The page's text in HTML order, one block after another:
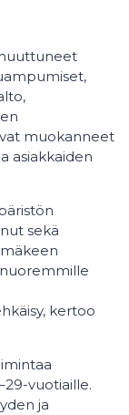
muokanneet
asiakkaiden
sekä
kertoo
vuotiaille.
ja